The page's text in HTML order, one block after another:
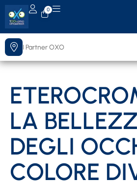
0
I Partner OXO
Scopri il più
LA
DEGLI
COLORE